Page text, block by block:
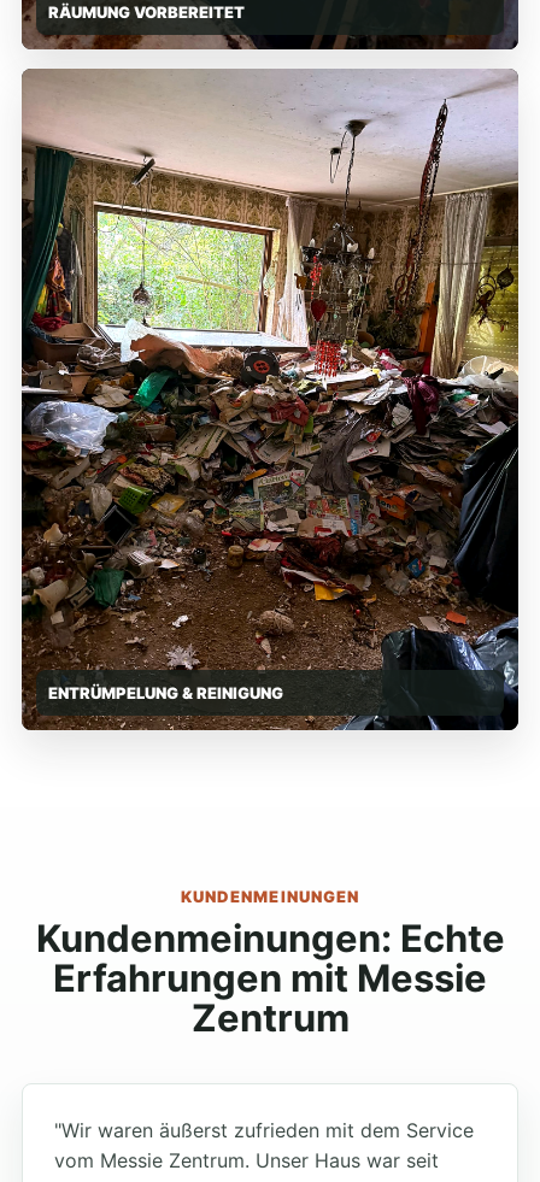
RÄUMUNG VORBEREITET
ENTRÜMPELUNG & REINIGUNG
KUNDENMEINUNGEN
Kundenmeinungen: Echte
Erfahrungen mit Messie
Zentrum
"Wir waren äußerst zufrieden mit dem Service
vom Messie Zentrum. Unser Haus war seit